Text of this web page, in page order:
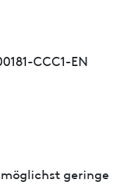
CCC1-EN
geringe